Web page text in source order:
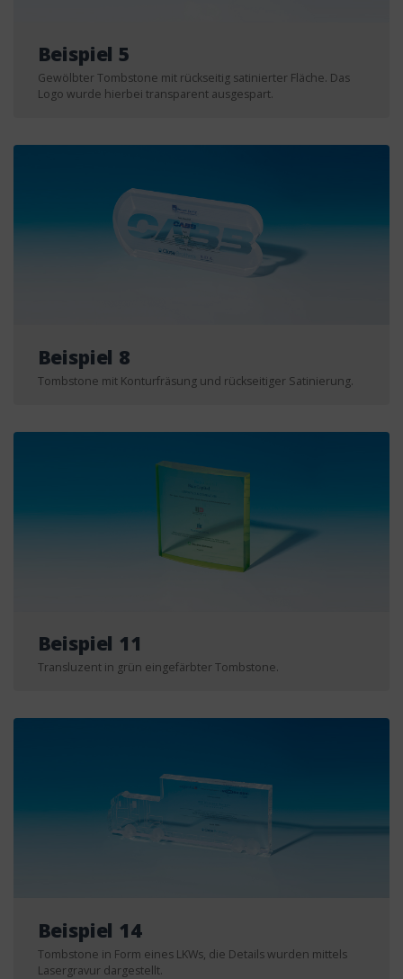
Beispiel 5
Gewölbter Tombstone mit rückseitig satinierter Fläche. Das
Logo wurde hierbei transparent ausgespart.
Beispiel 8
Tombstone mit Konturfräsung und rückseitiger Satinierung.
Beispiel 11
Transluzent in grün eingefärbter Tombstone.
Beispiel 14
Tombstone in Form eines LKWs, die Details wurden mittels
Lasergravur dargestellt.